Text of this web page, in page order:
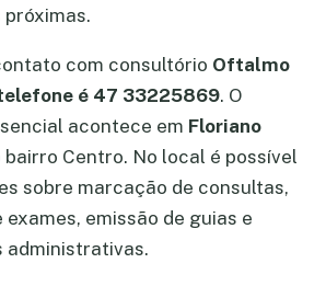
com consultório Oftalmo
é 47 33225869. O
acontece em Floriano
bairro Centro. No local é possível
sobre marcação de consultas,
emissão de guias e
administrativas.